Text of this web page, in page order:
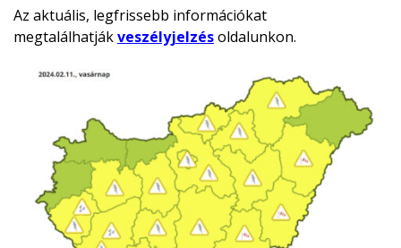
Az aktuális, legfrissebb információkat
megtalálhatjákveszélyjelzésoldalunkon.